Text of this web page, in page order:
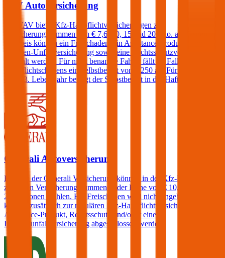
VAV Autoversicherung
Die VAV bietet Kfz-Haftpflichtversicherungen zu
Versicherungssummen von € 7,6, 10, 15 und 20 Mio. an. Gegen
Aufpreis können ein Freischaden, ein Assistance-Produkt, eine
Insassen-Unfallversicherung sowie eine Rechtsschutzversicherung
gewählt werden. Für nicht benannte Fahrer fällt im Falle eines
Haftpflichtschadens ein Selbstbehalt von € 250 an. Für Fahrer unter
dem 23. Lebensjahr beträgt der Selbstbehalt in der Haftpflicht 400€.
Generali Autoversicherung
Kunden der Generali Versicherung können in der Kfz-Haftpflicht
zwischen Versicherungssummen in der Höhe von € 10, 15, 20 und
25 Millionen wählen. Ein Freischaden wird nicht angeboten, jedoch
können zusätzlich zur regulären Kfz-Haftpflichtversicherung ein
Assistance-Produkt, Rechtsschutz und/oder eine
Insassenunfallversicherung abgeschlossen werden.